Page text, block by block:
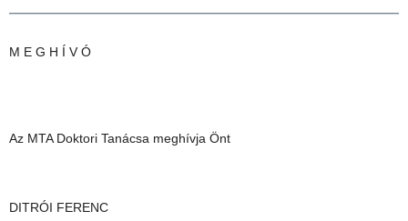
M E G H Í V Ó
Az MTA Doktori Tanácsa meghívja Önt
DITRÓI FERENC